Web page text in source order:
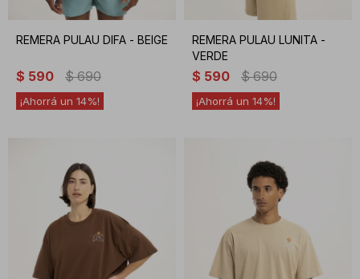
REMERA PULAU DIFA - BEIGE
$ 590 $ 690
14
REMERA PULAU LUNITA -
VERDE
$ 590 $ 690
14